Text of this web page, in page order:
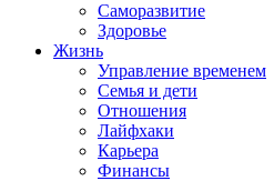
Саморазвитие
Здоровье
Жизнь
Управление временем
Семья и дети
Отношения
Лайфхаки
Карьера
Финансы